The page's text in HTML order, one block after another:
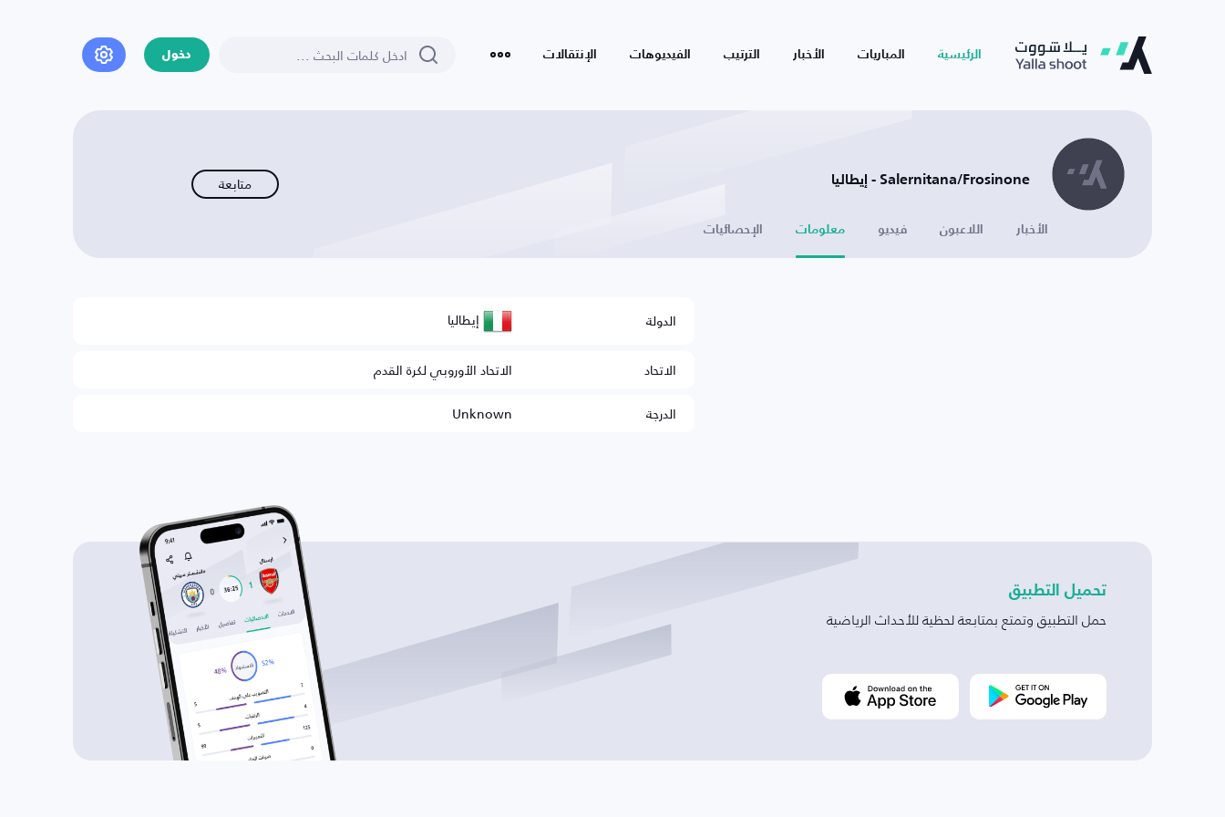
الرئيسية المباريات الأخبار الترتيب الفيديوهات الإنتقالات دخول
Salernitana/Frosinone - إيطاليا متابعة
الأخبار اللاعبون فيديو معلومات الإحصائيات
الدولة إيطاليا
الاتحاد
الاتحاد الأوروبي لكرة القدم
الدرجة
Unknown
تحميل التطبيق
حمل التطبيق وتمتع بمتابعة لحظية للأحداث الرياضية